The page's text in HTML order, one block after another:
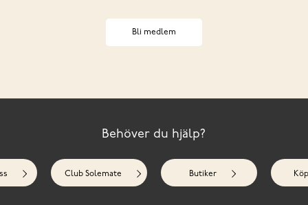
Bli medlem
Behöver du hjälp?
Club Solemate Butiker